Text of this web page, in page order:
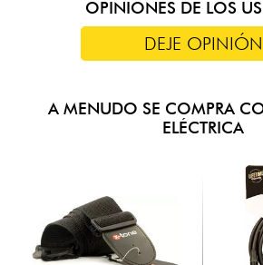
OPINIONES DE LOS
DEJE OPINIÓN
A MENUDO SE COMPRA
ELÉCTRICA